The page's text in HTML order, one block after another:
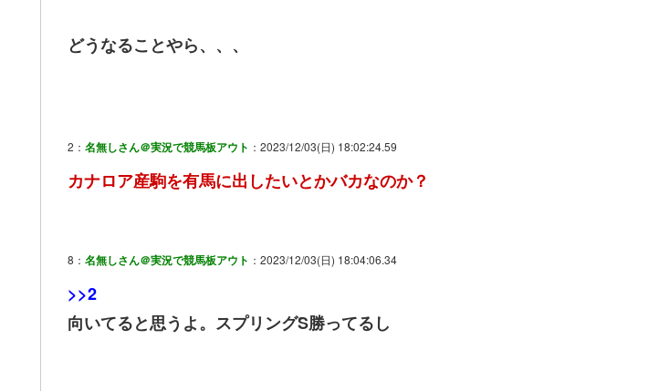
どうなることやら、、、
2： 名無しさん＠実況で競馬板アウト ：2023/12/03(日) 18:02:24.59
カナロア産駒を有馬に出したいとかバカなのか？
8： 名無しさん＠実況で競馬板アウト ：2023/12/03(日) 18:04:06.34
>>2
向いてると思うよ。スプリングS勝ってるし